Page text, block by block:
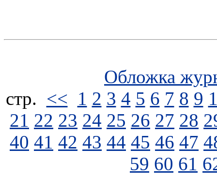
Обложка
стp. << 1 2 3 4 5 6 7 8 9
21 22 23 24 25 26 27 28
40 41 42 43 44 45 46 47
59 60 61